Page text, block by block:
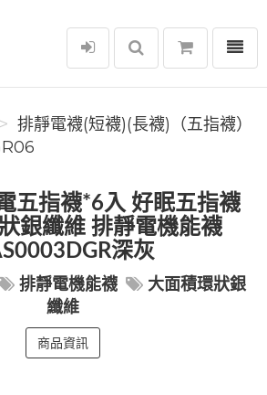
選單
排靜電襪(短襪)(長襪)（五指襪）
五指襪*6入 好眠五指襪
銀纖維 排靜電機能襪
深灰
排靜電機能襪
大面積環狀銀
纖維
商品資訊